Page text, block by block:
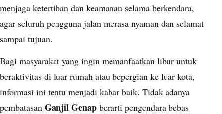
menjaga ketertiban dan keamanan selama berkendara,
agar seluruh pengguna jalan merasa nyaman dan selamat
sampai tujuan.
Bagi masyarakat yang ingin memanfaatkan libur untuk
beraktivitas di luar rumah atau bepergian ke luar kota,
informasi ini tentu menjadi kabar baik. Tidak adanya
pembatasan Ganjil Genap berarti pengendara bebas